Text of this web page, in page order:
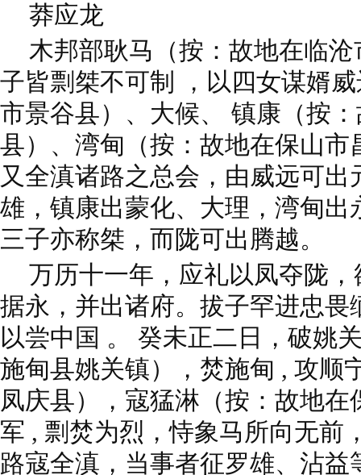
莽应龙
木邦部耿马（按：故地在临
子皆剽桀不可制 ，以四女谋婿
市景谷县）、大候、 镇康（按
县）、湾甸（按：故地在保山市
又全滇诸路之总会，由威远可
雄，镇康出蒙化、大理，湾甸出
三子亦称桀，而陇可出腾越。
万历十一年，应礼以凤夺陇
据永，并出诸府。拔子罕进忠畏
以尝中国 。 癸未正二日，破姚
施甸县姚关镇），焚施甸 , 攻顺
凤庆县），寇猛淋（按：故地在
军 , 剽焚为烈，恃象马所向无前
路寇全滇，当事者征罗雄、沾